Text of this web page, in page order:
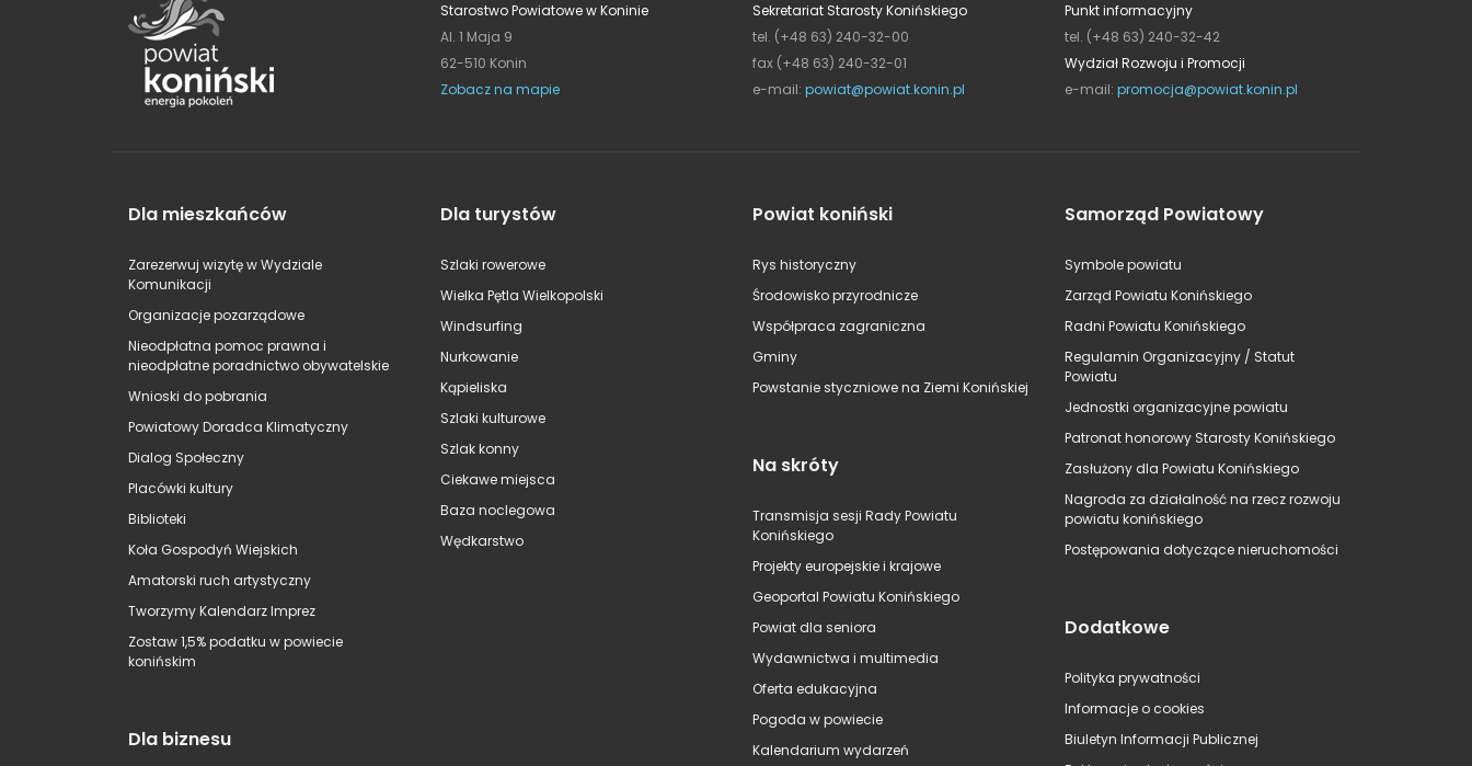
Starostwo Powiatowe w Koninie
Al. 1 Maja 9
62-510 Konin
Zobacz na mapie
Sekretariat Starosty Konińskiego
tel. (+48 63) 240-32-00
fax (+48 63) 240-32-01
e-mail: powiat@powiat.konin.pl
Punkt informacyjny
tel. (+48 63) 240-32-42
Wydział Rozwoju i Promocji
e-mail: promocja@powiat.konin.pl
Dla mieszkańców
Zarezerwuj wizytę w Wydziale
Komunikacji
Organizacje pozarządowe
Nieodpłatna pomoc prawna i
nieodpłatne poradnictwo obywatelskie
Wnioski do pobrania
Powiatowy Doradca Klimatyczny
Dialog Społeczny
Placówki kultury
Biblioteki
Koła Gospodyń Wiejskich
Amatorski ruch artystyczny
Tworzymy Kalendarz Imprez
Zostaw 1,5% podatku w powiecie
konińskim
Dla biznesu
Dla turystów
Szlaki rowerowe
Wielka Pętla Wielkopolski
Windsurfing
Nurkowanie
Kąpieliska
Szlaki kulturowe
Szlak konny
Ciekawe miejsca
Baza noclegowa
Wędkarstwo
Powiat koniński
Rys historyczny
Środowisko przyrodnicze
Współpraca zagraniczna
Gminy
Powstanie styczniowe na Ziemi Konińskiej
Na skróty
Transmisja sesji Rady Powiatu
Konińskiego
Projekty europejskie i krajowe
Geoportal Powiatu Konińskiego
Powiat dla seniora
Wydawnictwa i multimedia
Oferta edukacyjna
Pogoda w powiecie
Kalendarium wydarzeń
Samorząd Powiatowy
Symbole powiatu
Zarząd Powiatu Konińskiego
Radni Powiatu Konińskiego
Regulamin Organizacyjny / Statut
Powiatu
Jednostki organizacyjne powiatu
Patronat honorowy Starosty Konińskiego
Zasłużony dla Powiatu Konińskiego
Nagroda za działalność na rzecz rozwoju
powiatu konińskiego
Postępowania dotyczące nieruchomości
Dodatkowe
Polityka prywatności
Informacje o cookies
Biuletyn Informacji Publicznej